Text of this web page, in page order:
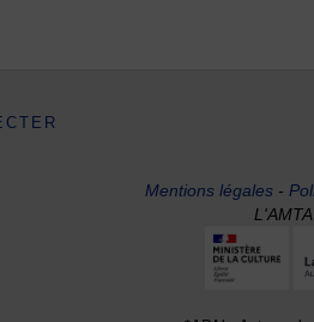
Mentions légales-